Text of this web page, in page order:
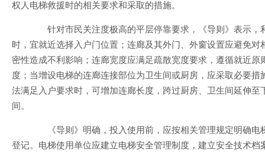
权人电梯救援时的相关要求和采取的措施。
针对市民关注度极高的平层停靠要求，《导则》表示，
时，宜就近选择入户门位置；连廊及其外门、外窗设置应避免对
密性造成不利影响；连廊宽度应满足疏散宽度要求，遵循就近原
度；当增设电梯的连廊连接部位为卫生间或厨房，应采取必要措
法满足入户要求时，可增加连廊长度，跨过厨房、卫生间延伸至
间。
《导则》明确，投入使用前，应按相关管理规定明确电
登记。电梯使用单位应建立电梯安全管理制度，建立安全技术档